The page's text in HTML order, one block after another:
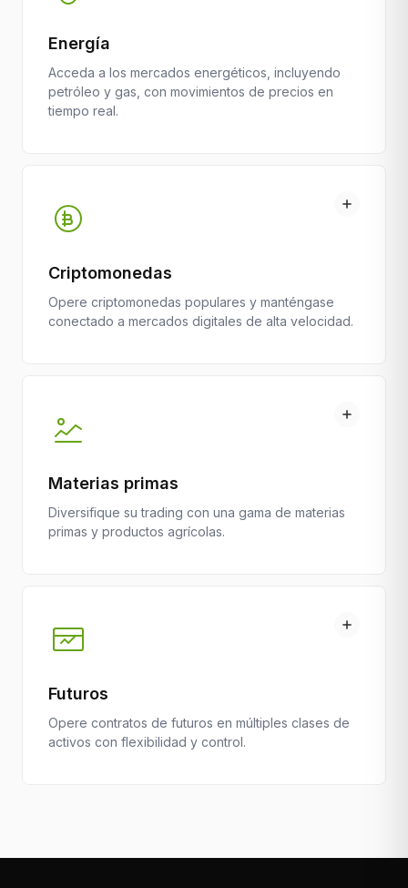
Energía
Acceda a los mercados energéticos, incluyendo
petróleo y gas, con movimientos de precios en
tiempo real.
Criptomonedas
Opere criptomonedas populares y manténgase
conectado a mercados digitales de alta velocidad.
Materias primas
Diversifique su trading con una gama de materias
primas y productos agrícolas.
Futuros
Opere contratos de futuros en múltiples clases de
activos con flexibilidad y control.